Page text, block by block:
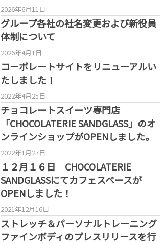
2026年6月11日
グループ各社の社名変更および新役員
体制について
2026年4月1日
コーポレートサイトをリニューアルい
たしました！
2022年4月25日
チョコレートスイーツ専門店
「CHOCOLATERIE SANDGLASS」のオ
ンラインショップがOPENしました。
2022年1月27日
１２月１６日 CHOCOLATERIE
SANDGLASSにてカフェスペースが
OPENしました！
2021年12月16日
ストレッチ＆パーソナルトレーニング
ファインボディのプレスリリースを行